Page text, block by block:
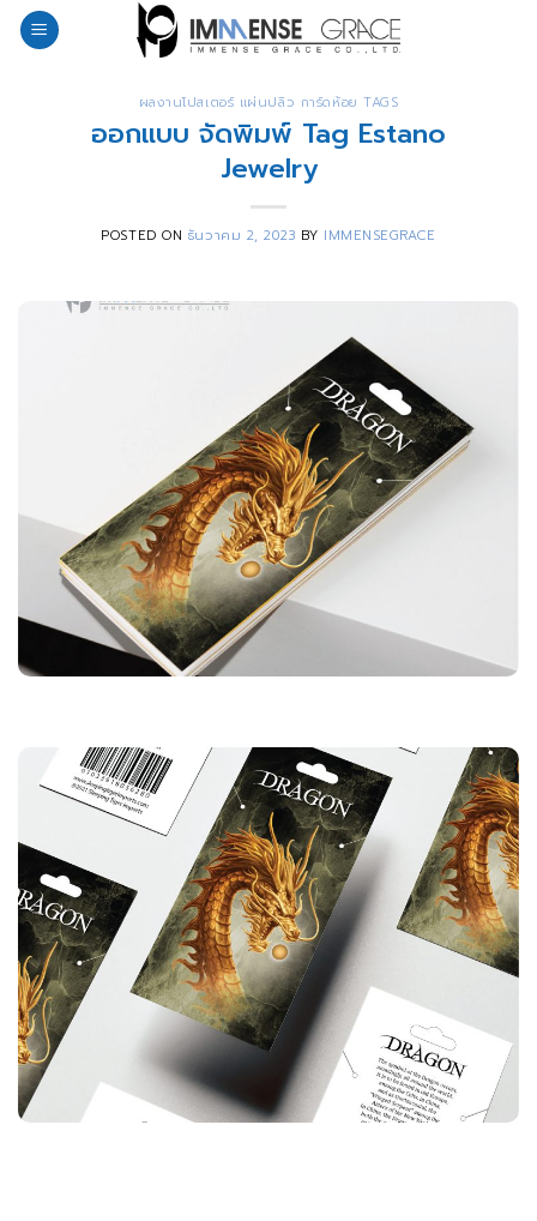
Skip
ผลงานโปสเตอร์ แผ่นปลิว การ์ดห้อย TAGS
ออกแบบ จัดพิมพ์ Tag Estano
Jewelry
POSTED ON ธันวาคม 2, 2023 BY IMMENSEGRACE